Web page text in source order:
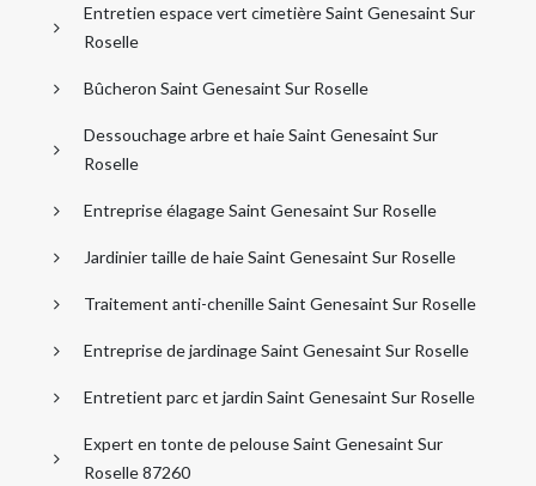
Entretien espace vert cimetière Saint Genesaint Sur
Roselle
Bûcheron Saint Genesaint Sur Roselle
Dessouchage arbre et haie Saint Genesaint Sur
Roselle
Entreprise élagage Saint Genesaint Sur Roselle
Jardinier taille de haie Saint Genesaint Sur Roselle
Traitement anti-chenille Saint Genesaint Sur Roselle
Entreprise de jardinage Saint Genesaint Sur Roselle
Entretient parc et jardin Saint Genesaint Sur Roselle
Expert en tonte de pelouse Saint Genesaint Sur
Roselle 87260